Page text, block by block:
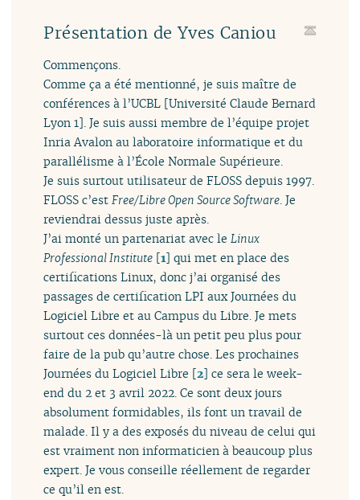
Présentation de Yves Caniou
Commençons.
Comme ça a été mentionné, je suis maître de
conférences à l’UCBL [Université Claude Bernard
Lyon 1]. Je suis aussi membre de l’équipe projet
Inria Avalon au laboratoire informatique et du
parallélisme à l’École Normale Supérieure.
Je suis surtout utilisateur de FLOSS depuis 1997.
FLOSS c’estFree/Libre Open Source Software. Je
reviendrai dessus juste après.
J’ai monté un partenariat avec leLinux
Professional Institute [1] qui met en place des
certifications Linux, donc j’ai organisé des
passages de certification LPI aux Journées du
Logiciel Libre et au Campus du Libre. Je mets
surtout ces données-là un petit peu plus pour
faire de la pub qu’autre chose. Les prochaines
Journées du Logiciel Libre [2] ce sera le week-
end du 2 et 3 avril 2022. Ce sont deux jours
absolument formidables, ils font un travail de
malade. Il y a des exposés du niveau de celui qui
est vraiment non informaticien à beaucoup plus
expert. Je vous conseille réellement de regarder
ce qu’il en est.